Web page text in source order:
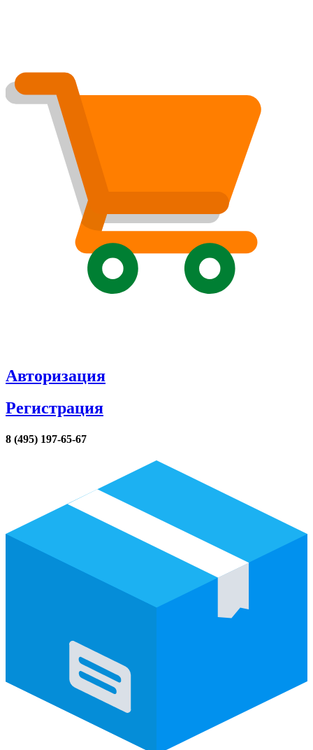
Авторизация
Регистрация
8 (495) 197-65-67